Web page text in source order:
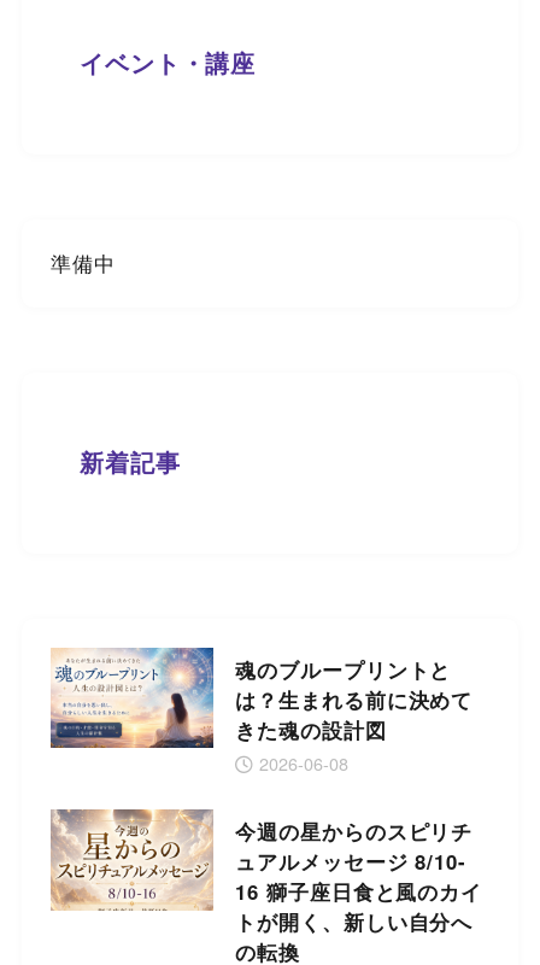
イベント・講座
準備中
新着記事
魂のブループリントと
は？生まれる前に決めて
きた魂の設計図
2026-06-08
今週の星からのスピリチ
ュアルメッセージ 8/10-
16 獅子座日食と風のカイ
トが開く、新しい自分へ
の転換